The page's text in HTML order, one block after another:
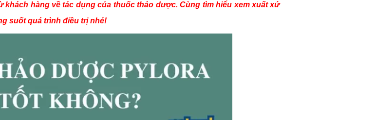
hàng về tác dụng của thuốc thảo dược. Cùng tìm hiểu xem xuất xứ
suốt quá trình điều trị nhé!